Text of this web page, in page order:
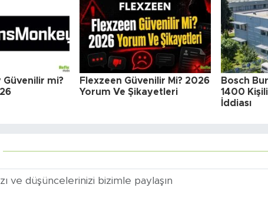
Güvenilir mi?
Flexzeen Güvenilir Mi? 2026
Yorum Ve Şikayetleri
Bosch
1400
İddiası